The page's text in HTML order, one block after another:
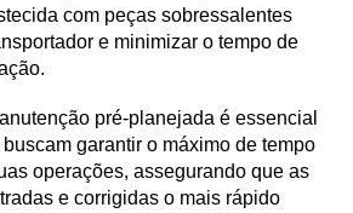
com peças sobressalentes
e minimizar o tempo de
pré-planejada é essencial
garantir o máximo de tempo
operações, assegurando que as
e corrigidas o mais rápido